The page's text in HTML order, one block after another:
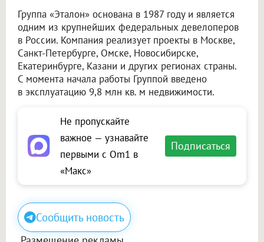
Группа «Эталон» основана в 1987 году и является
одним из крупнейших федеральных девелоперов
в России. Компания реализует проекты в Москве,
Санкт-Петербурге, Омске, Новосибирске,
Екатеринбурге, Казани и других регионах страны.
С момента начала работы Группой введено
в эксплуатацию 9,8 млн кв. м недвижимости.
Не пропускайте
важное — узнавайте
первыми с Om1 в
«Макс»
Подписаться
Сообщить новость